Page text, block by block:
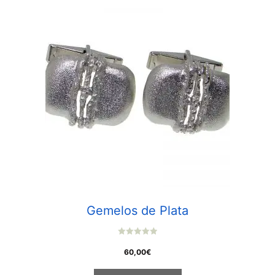
Gemelos de Plata
o
60,00€